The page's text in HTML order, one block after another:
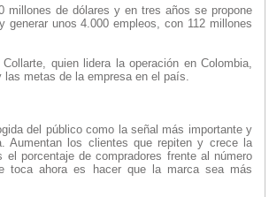
millones de dólares y en tres años se propone
generar unos 4.000 empleos, con 112 millones
quien lidera la operación en Colombia,
metas de la empresa en el país.
del público como la señal más importante y
Aumentan los clientes que repiten y crece la
el porcentaje de compradores frente al número
toca ahora es hacer que la marca sea más